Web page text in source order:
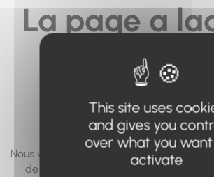
La page a
vous
accéder
pas... ou
Nous vous invitons à utiliser le moteur
de page, ou à utiliser le menu pour
This site uses
and gives you
over what you
activate